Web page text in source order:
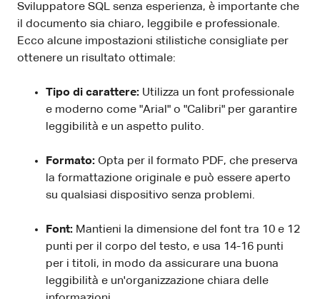
Sviluppatore SQL senza esperienza, è importante che
il documento sia chiaro, leggibile e professionale.
Ecco alcune impostazioni stilistiche consigliate per
ottenere un risultato ottimale:
Tipo di carattere: Utilizza un font professionale
e moderno come "Arial" o "Calibri" per garantire
leggibilità e un aspetto pulito.
Formato: Opta per il formato PDF, che preserva
la formattazione originale e può essere aperto
su qualsiasi dispositivo senza problemi.
Font: Mantieni la dimensione del font tra 10 e 12
punti per il corpo del testo, e usa 14-16 punti
per i titoli, in modo da assicurare una buona
leggibilità e un'organizzazione chiara delle